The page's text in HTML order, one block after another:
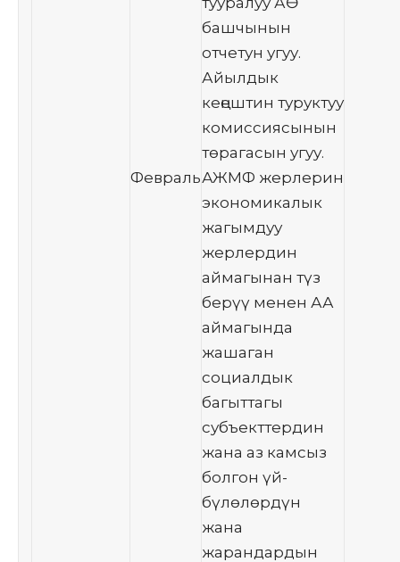
Февраль
башчынын
отчетун угуу.
Айылдык
кеңештин туруктуу
комиссиясынын
төрагасын угуу.
АЖМФ жерлерин
экономикалык
жагымдуу
жерлердин
аймагынан түз
берүү менен АА
аймагында
жашаган
социалдык
багыттагы
субъекттердин
жана аз камсыз
болгон үй-
бүлөлөрдүн
жана
жарандардын